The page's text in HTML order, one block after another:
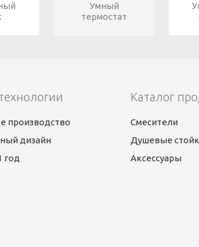
Умный
термостат
производство
дизайн
год
Каталог
Смесители
Душевые
Аксессуары